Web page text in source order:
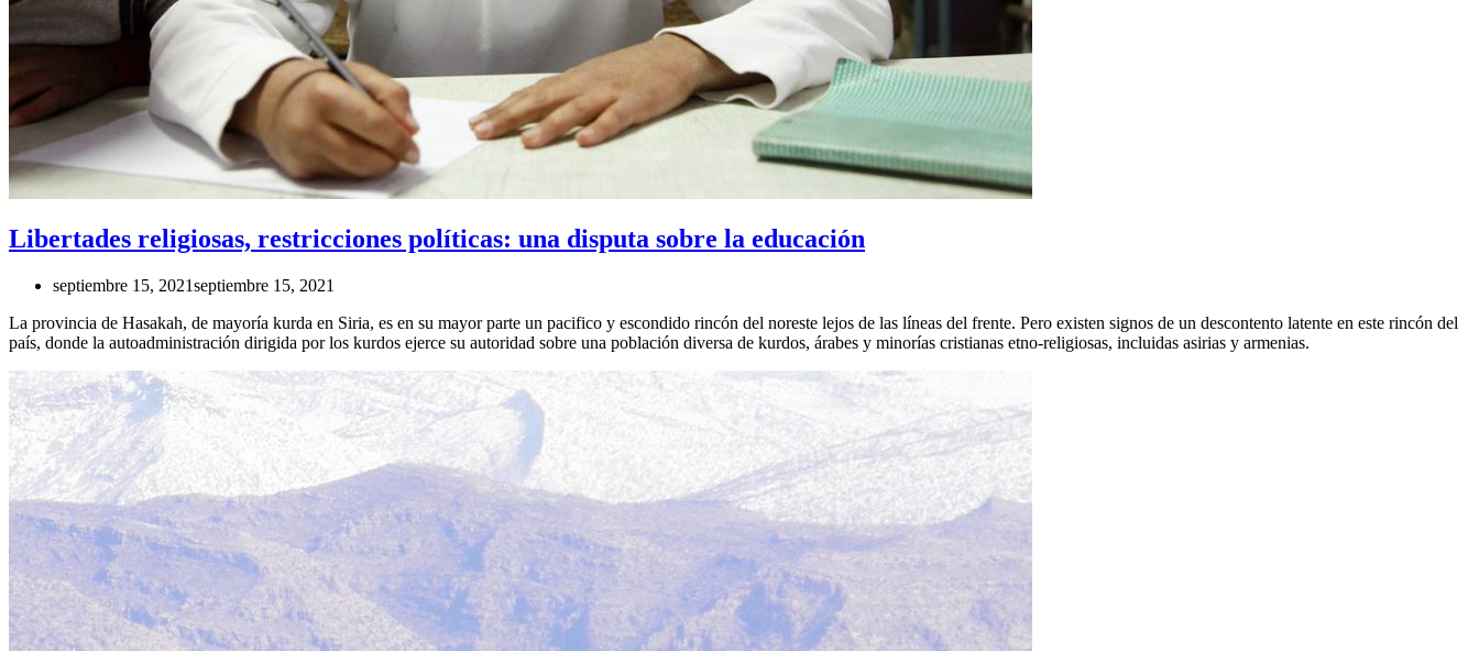
Libertades religiosas, restricciones políticas: una disputa sobre la educación
septiembre 15, 2021septiembre 15, 2021
La provincia de Hasakah, de mayoría kurda en Siria, es en su mayor parte un pacifico y escondido rincón del noreste lejos de las líneas del frente. Pero existen signos de un descontento latente en este rincón del
país, donde la autoadministración dirigida por los kurdos ejerce su autoridad sobre una población diversa de kurdos, árabes y minorías cristianas etno-religiosas, incluidas asirias y armenias.